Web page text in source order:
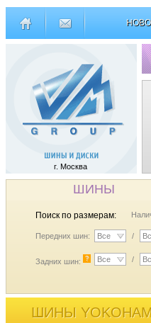
г. Москва
ШИНЫ
Поиск по размерам:
Передних шин: Все /
Задних шин: ? Все /
ШИНЫ